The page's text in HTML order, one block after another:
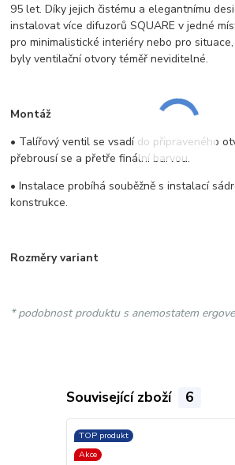
95 let. Díky jejich čistému a elegantnímu
instalovat více difuzorů SQUARE v jedné
pro minimalistické interiéry nebo pro
byly ventilační otvory téměř neviditelné.
Montáž
• Talířový ventil se vsadí do připraveného
přebrousí se a přetře finální barvou.
• Instalace probíhá souběžně s instalací
konstrukce.
Rozměry variant
* podobnost produktu s anemostatem
Související zboží 6
TOP produkt
Akce